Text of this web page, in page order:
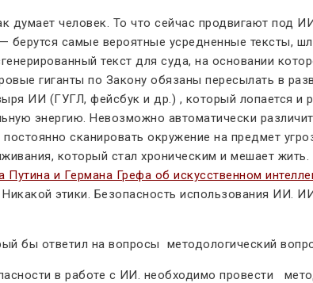
думает человек. То что сейчас продвигают под
самые вероятные усредненные тексты,
текст для суда, на основании
гиганты по Закону обязаны пересылать в
ИИ (ГУГЛ, фейсбук и др.) , который лопается и
энергию. Невозможно автоматически
сканировать окружение на предмет
который стал хроническим и мешает
и Германа Грефа об искусственном
этики. Безопасность использования
бы ответил на вопросы методологический
в работе с ИИ. необходимо провести